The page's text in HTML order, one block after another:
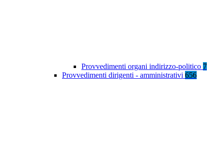
Provvedimenti organi indirizzo-politico 7
Provvedimenti dirigenti - amministrativi 656